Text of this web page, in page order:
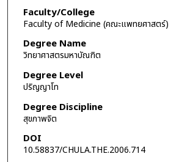
Faculty/College
Faculty of Medicine (คณะแพทยศาสตร์)
Degree Name
วิทยาศาสตรมหาบัณฑิต
Degree Level
ปริญญาโท
Degree Discipline
สุขภาพจิต
DOI
10.58837/CHULA.THE.2006.714